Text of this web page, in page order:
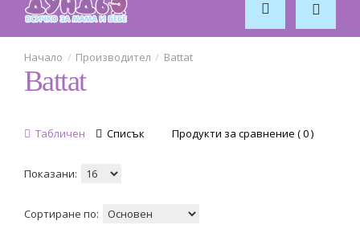
Производител Battat
Battat
Табличен Списък Продукти за сравнение ( 0 )
Показани:
Сортиране по: